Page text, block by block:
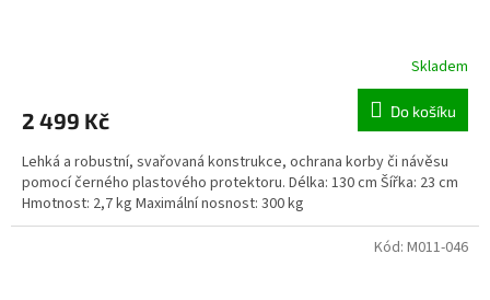
Skladem
2 499 Kč Do košíku
Lehká a robustní, svařovaná konstrukce, ochrana korby či návěsu
pomocí černého plastového protektoru. Délka: 130 cm Šířka: 23 cm
Hmotnost: 2,7 kg Maximální nosnost: 300 kg
Kód: M011-046